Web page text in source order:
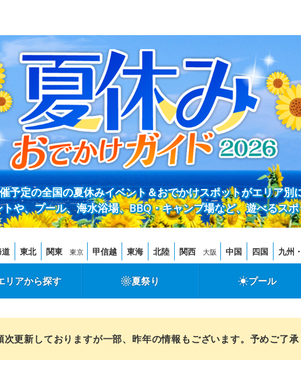
予定の全国の夏休みイベント＆おでかけスポットがエリア別
や、プール、海水浴場、BBQ・キャンプ場など、遊べるス
東北 関東 東京 甲信越 東海 北陸 関西 大阪 中国 四国 九州
リアから探す 夏祭り プール
更新しておりますが一部、昨年の情報もございます。予めご了承